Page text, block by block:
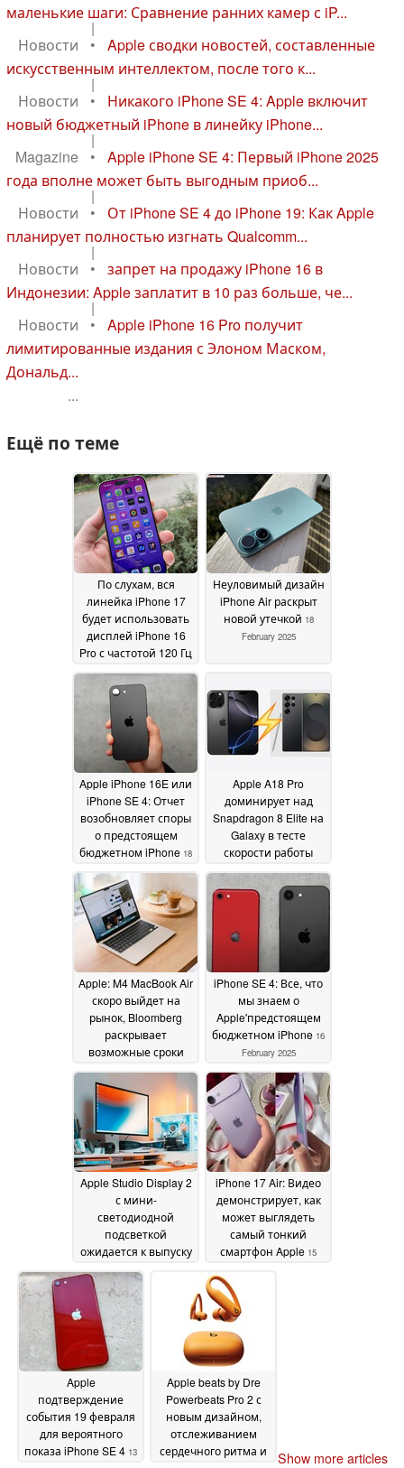
маленькие шаги: Сравнение ранних камер с iP...
|
Новости
•
Apple сводки новостей, составленные
искусственным интеллектом, после того к...
|
Новости
•
Никакого iPhone SE 4: Apple включит
новый бюджетный iPhone в линейку iPhone...
|
Magazine
•
Apple iPhone SE 4: Первый iPhone 2025
года вполне может быть выгодным приоб...
|
Новости
•
От iPhone SE 4 до iPhone 19: Как Apple
планирует полностью изгнать Qualcomm...
|
Новости
•
запрет на продажу iPhone 16 в
Индонезии: Apple заплатит в 10 раз больше, че...
|
Новости
•
Apple iPhone 16 Pro получит
лимитированные издания с Элоном Маском,
Дональд...
...
Ещё по теме
По слухам, вся
линейка iPhone 17
будет использовать
дисплей iPhone 16
Pro с частотой 120 Гц
19 February 2025
Неуловимый дизайн
iPhone Air раскрыт
новой утечкой 18
February 2025
Apple iPhone 16E или
iPhone SE 4: Отчет
возобновляет споры
о предстоящем
бюджетном iPhone 18
February 2025
Apple A18 Pro
доминирует над
Snapdragon 8 Elite на
Galaxy в тесте
скорости работы
реальных условиях
18 February 2025
Apple: M4 MacBook Air
скоро выйдет на
рынок, Bloomberg
раскрывает
возможные сроки
Pro и многое другое
17 February 2025
iPhone SE 4: Все, что
мы знаем о
Apple'предстоящем
бюджетном iPhone 16
February 2025
Apple Studio Display 2
с мини-
светодиодной
подсветкой
ожидается к выпуску
iPhone 17 Air: Видео
демонстрирует, как
может выглядеть
самый тонкий
смартфон Apple 15
Apple
подтверждение
события 19 февраля
для вероятного
показа iPhone SE 4 13
Apple beats by Dre
Powerbeats Pro 2 с
новым дизайном,
отслеживанием
сердечного ритма и
Show more articles